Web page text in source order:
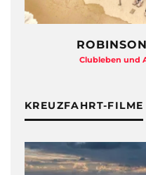
Clubleben und
KREUZFAHRT-FILME